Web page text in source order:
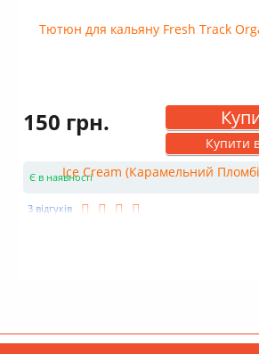
150 грн.
Купити
Є в наявності
3 відгуків